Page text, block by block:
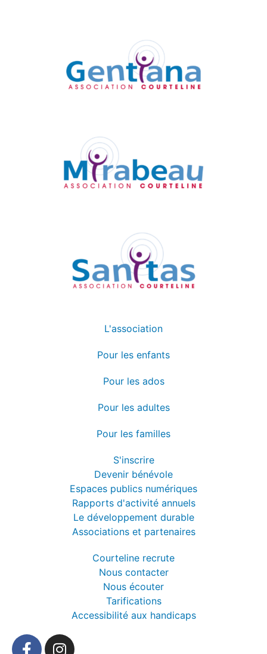
L'association
Pour les enfants
Pour les ados
Pour les adultes
Pour les familles
S'inscrire
Devenir bénévole
Espaces publics numériques
Rapports d'activité annuels
Le développement durable
Associations et partenaires
Courteline recrute
Nous contacter
Nous écouter
Tarifications
Accessibilité aux handicaps